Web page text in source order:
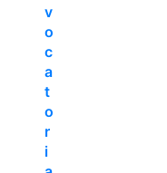
v
o
c
a
t
o
r
i